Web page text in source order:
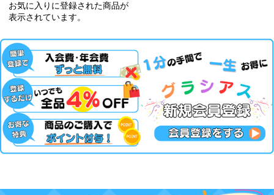
お気に入りに登録された商品が
表示されています。